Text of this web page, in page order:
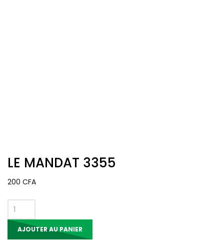
LE MANDAT 3355
200 CFA
quantité
de
AJOUTER AU PANIER